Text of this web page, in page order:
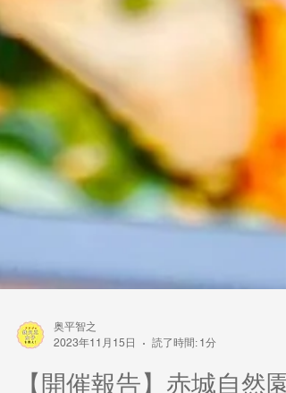
2023年11月15日
読了時間: 1分